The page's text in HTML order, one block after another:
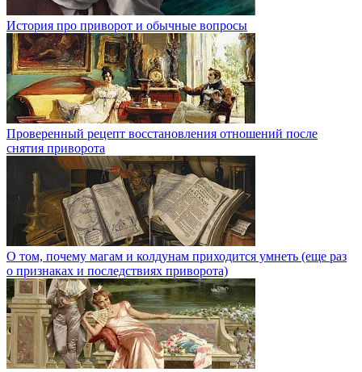
История про приворот и обычные вопросы
Проверенный рецепт восстановления отношений после
снятия приворота
О том, почему магам и колдунам приходится умнеть (еще раз
о признаках и последствиях приворота)